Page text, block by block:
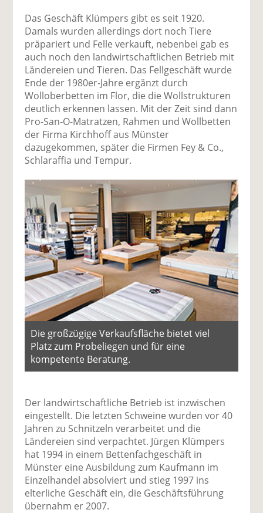
Das Geschäft Klümpers gibt es seit 1920.
Damals wurden allerdings dort noch Tiere
präpariert und Felle verkauft, nebenbei gab es
auch noch den landwirtschaftlichen Betrieb mit
Ländereien und Tieren. Das Fellgeschäft wurde
Ende der 1980er-Jahre ergänzt durch
Wolloberbetten im Flor, die die Wollstrukturen
deutlich erkennen lassen. Mit der Zeit sind dann
Pro-San-O-Matratzen, Rahmen und Wollbetten
der Firma Kirchhoff aus Münster
dazugekommen, später die Firmen Fey & Co.,
Schlaraffia und Tempur.
Die großzügige Verkaufsfläche bietet viel
Platz zum Probeliegen und für eine
kompetente Beratung.
Der landwirtschaftliche Betrieb ist inzwischen
eingestellt. Die letzten Schweine wurden vor 40
Jahren zu Schnitzeln verarbeitet und die
Ländereien sind verpachtet. Jürgen Klümpers
hat 1994 in einem Bettenfachgeschäft in
Münster eine Ausbildung zum Kaufmann im
Einzelhandel absolviert und stieg 1997 ins
elterliche Geschäft ein, die Geschäftsführung
übernahm er 2007.